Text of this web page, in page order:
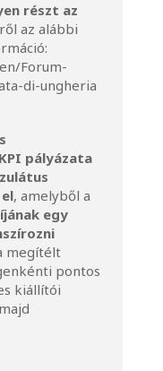
részt az
az alábbi
Forum-
di-ungheria
pályázata
, amelyből a
egy
megítélt
pontos
kiállítói